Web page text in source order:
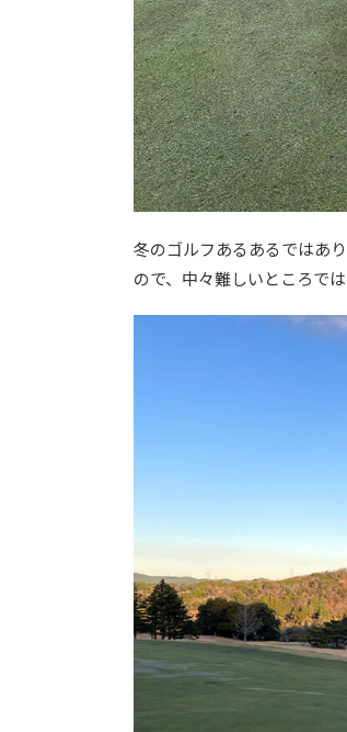
冬のゴルフあるあるではあ
ので、中々難しいところでは